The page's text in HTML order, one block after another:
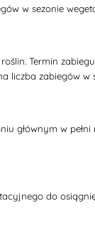
w sezonie
Termin
liczba zabiegów w
głównym w
do